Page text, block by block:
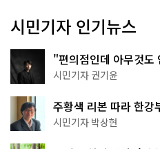
시민기자 인기뉴스
"편의점인데 아무것도
한 편의점의 정체
시민기자 권기윤
주황색 리본 따라 한
서울둘레길 15코스
시민기자 박상현